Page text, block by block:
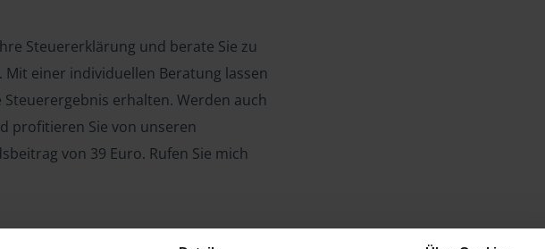
Steuererklärung und berate Sie zu
Mit einer individuellen Beratung lassen
erhalten. Werden auch
profitieren Sie von unseren
von 39 Euro. Rufen Sie mich